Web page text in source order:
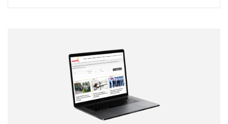
Correo electrónico
Tipo de comentario